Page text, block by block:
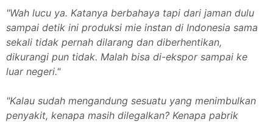
"Wah lucu ya. Katanya berbahaya tapi dari jaman dulu
sampai detik ini produksi mie instan di Indonesia sama
sekali tidak pernah dilarang dan diberhentikan,
dikurangi pun tidak. Malah bisa di-ekspor sampai ke
luar negeri."
"Kalau sudah mengandung sesuatu yang menimbulkan
penyakit, kenapa masih dilegalkan? Kenapa pabrik